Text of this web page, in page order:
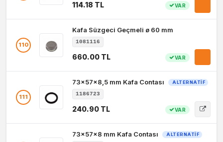
114.18 TL VAR
110
Kafa Süzgeci Geçmeli ø 60 mm
1081116
660.00 TL VAR
111
73x57x8,5 mm Kafa Contası ALTERNATIF
1186723
240.90 TL VAR
73x57x8 mm Kafa Contası ALTERNATIF